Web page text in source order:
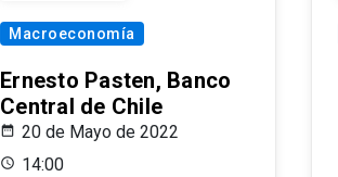
Macroeconomía
Ernesto Pasten, Banco
Central de Chile
20 de Mayo de 2022
14:00